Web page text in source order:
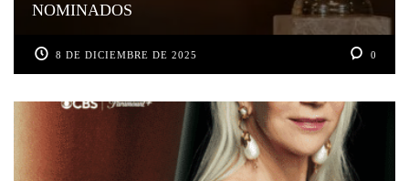
NOMINADOS
8 DE DICIEMBRE DE 2025 0